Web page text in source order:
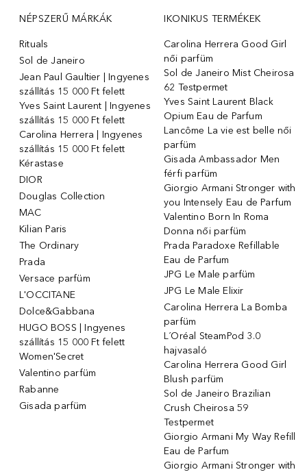
NÉPSZERŰ MÁRKÁK
Rituals
Sol de Janeiro
Jean Paul Gaultier | Ingyenes
szállítás 15 000 Ft felett
Yves Saint Laurent | Ingyenes
szállítás 15 000 Ft felett
Carolina Herrera | Ingyenes
szállítás 15 000 Ft felett
Kérastase
DIOR
Douglas Collection
MAC
Kilian Paris
The Ordinary
Prada
Versace parfüm
L'OCCITANE
Dolce&Gabbana
HUGO BOSS | Ingyenes
szállítás 15 000 Ft felett
Women'Secret
Valentino parfüm
Rabanne
Gisada parfüm
IKONIKUS TERMÉKEK
Carolina Herrera Good Girl
női parfüm
Sol de Janeiro Mist Cheirosa
62 Testpermet
Yves Saint Laurent Black
Opium Eau de Parfum
Lancôme La vie est belle női
parfüm
Gisada Ambassador Men
férfi parfüm
Giorgio Armani Stronger with
you Intensely Eau de Parfum
Valentino Born In Roma
Donna női parfüm
Prada Paradoxe Refillable
Eau de Parfum
JPG Le Male parfüm
JPG Le Male Elixir
Carolina Herrera La Bomba
parfüm
L´Oréal SteamPod 3.0
hajvasaló
Carolina Herrera Good Girl
Blush parfüm
Sol de Janeiro Brazilian
Crush Cheirosa 59
Testpermet
Giorgio Armani My Way Refill
Eau de Parfum
Giorgio Armani Stronger with